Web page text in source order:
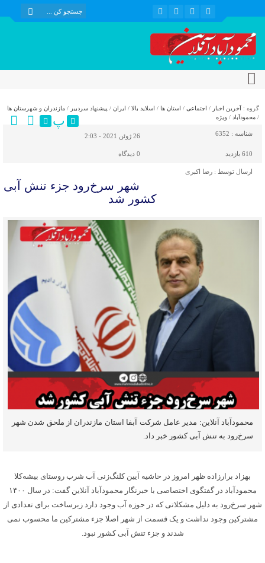
گروه : آخرین اخبار / اجتماعی / استان ها / اسلاید بالا / ایران / پیشنهاد سردبیر / مازندران و شهرستان ها
/ محمودآباد / ویژه پ
شناسه : 6352 26 ژوئن 2021 - 2:03
610 بازدید 0 دیدگاه
ارسال توسط : رضا اکبری
شهر سرخ‌رود جزء تنش آبی
کشور شد
محمودآباد آنلاین: مدیر عامل شرکت آبفا استان مازندران از ملحق شدن شهر
سرخ‌رود به تنش آبی کشور خبر داد.
بهزاد برارزاده ظهر امروز در حاشیه آیین کلنگ‌زنی آب شرب روستای بیشه‌کلا
محمودآباد در گفتگوی اختصاصی با خبرنگار محمودآباد آنلاین گفت: در سال ۱۴۰۰
شهر سرخ‌رود به دلیل مشکلاتی که در حوزه آب وجود دارد زیرساخت برای تعدادی از
مشترکین وجود نداشت و یک قسمت از شهر اصلا جزء مشترکین ما محسوب نمی
شدند و جزء تنش آبی کشور نبود.